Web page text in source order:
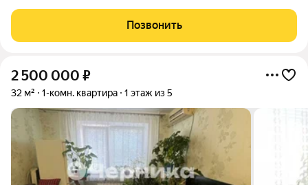
(не последний, крыша не течет, летом не жарко). ЧТО ВНУТРИ
Позвонить
2 500 000 ₽
32 м² 1-комн. квартира 1 этаж из 5